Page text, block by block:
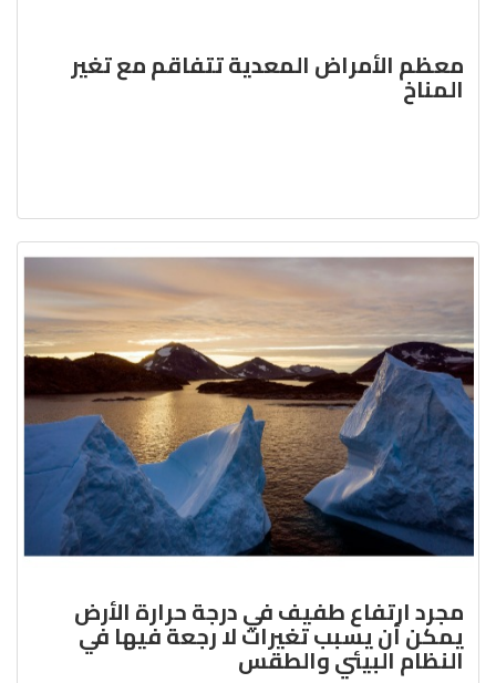
معظم الأمراض المعدية تتفاقم مع تغير
المناخ
مجرد ارتفاع طفيف في درجة حرارة الأرض
يمكن أن يسبب تغيرات لا رجعة فيها في
النظام البيئي والطقس